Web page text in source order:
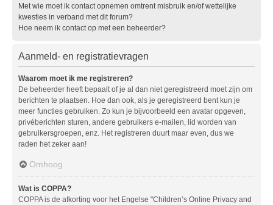
Met wie moet ik contact opnemen omtrent misbruik en/of wettelijke
kwesties in verband met dit forum?
Hoe neem ik contact op met een beheerder?
Aanmeld- en registratievragen
Waarom moet ik me registreren?
De beheerder heeft bepaalt of je al dan niet geregistreerd moet zijn om
berichten te plaatsen. Hoe dan ook, als je geregistreerd bent kun je
meer functies gebruiken. Zo kun je bijvoorbeeld een avatar opgeven,
privéberichten sturen, andere gebruikers e-mailen, lid worden van
gebruikersgroepen, enz. Het registreren duurt maar even, dus we
raden het zeker aan!
Omhoog
Wat is COPPA?
COPPA is de afkorting voor het Engelse "Children’s Online Privacy and